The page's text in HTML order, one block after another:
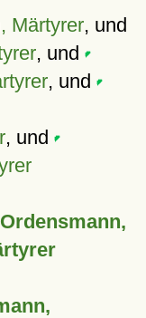
Märtyrer, und
, und
, und
, und